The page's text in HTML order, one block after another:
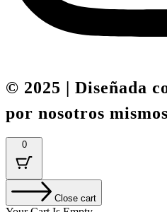
© 2025 | Diseñada
por nosotros mismos
0
Close cart